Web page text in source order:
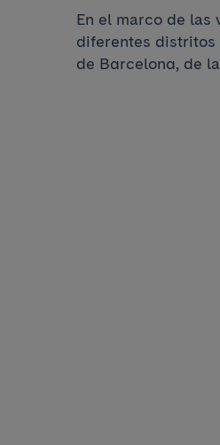
En el marco de las
diferentes distritos
de Barcelona, de